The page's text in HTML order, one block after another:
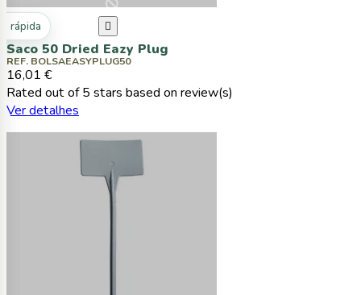
rápida 
Saco 50 Dried Eazy Plug
REF. BOLSAEASYPLUG50
16,01 €
Rated out of 5 stars based on review(s)
Ver detalhes